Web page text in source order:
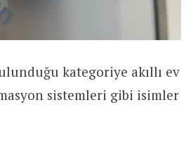
kategoriye akıllı ev
sistemleri gibi isimler